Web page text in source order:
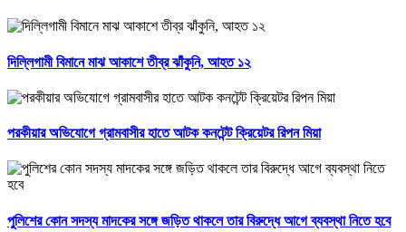
দিল্লিগামী বিমানে মাঝ আকাশে তীব্র ঝাঁকুনি, আহত ১২
পরকীয়ার অভিযোগে গ্রামবাসীর হাতে আটক কনটেন্ট ক্রিয়েটর রিপন মিয়া
পুলিশের কোন সদস্য মাদকের সঙ্গে জড়িত থাকলে তার বিরুদ্ধে আগে ব্যবস্থা নিতে হবে